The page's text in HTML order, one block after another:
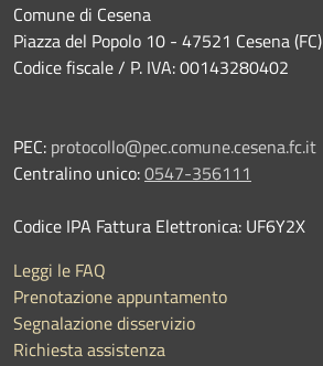
Comune di Cesena
Piazza del Popolo 10 - 47521 Cesena (FC)
Codice fiscale / P. IVA: 00143280402
PEC: protocollo@pec.comune.cesena.fc.it
Centralino unico:0547-356111
Codice IPA Fattura Elettronica: UF6Y2X
Leggi le FAQ
Prenotazione appuntamento
Segnalazione disservizio
Richiesta assistenza